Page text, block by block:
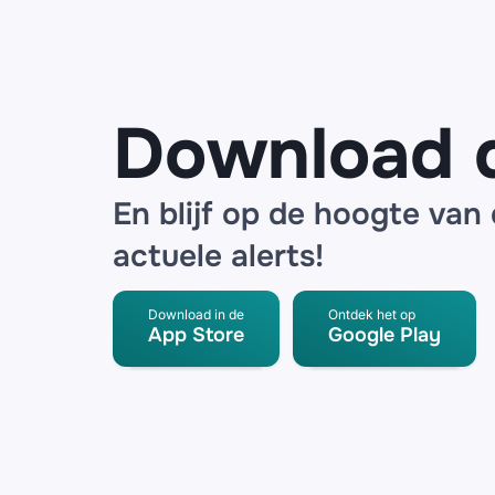
Download
En blijf op de hoogte van
actuele alerts!
Download in de
App Store
Ontdek het op
Google Play